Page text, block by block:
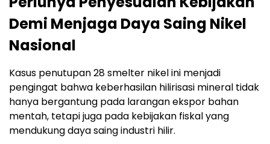
Demi Menjaga Daya Saing Nikel
Nasional
Kasus penutupan 28 smelter nikel ini menjadi
pengingat bahwa keberhasilan hilirisasi mineral tidak
hanya bergantung pada larangan ekspor bahan
mentah, tetapi juga pada kebijakan fiskal yang
mendukung daya saing industri hilir.